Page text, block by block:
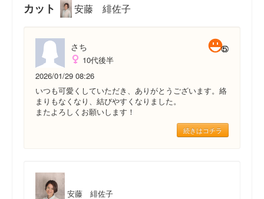
カット 安藤 緋佐子
さち
10代後半
2026/01/29 08:26
いつも可愛くしていただき、ありがとうございます。絡
まりもなくなり、結びやすくなりました。
またよろしくお願いします！
続きはコチラ
安藤 緋佐子